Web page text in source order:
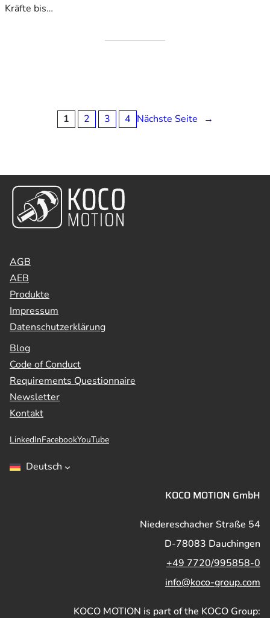
Kräfte bis…
1 2 3 4 Nächste Seite →
AGB
AEB
Produkte
Impressum
Datenschutzerklärung
Blog
Code of Conduct
Requirements Questionnaire
Newsletter
Kontakt
LinkedInFacebookYouTube
Deutsch
KOCO MOTION GmbH
Niedereschacher Straße 54
D-78083 Dauchingen
+49 7720/995858-0
info@koco-group.com
KOCO MOTION is part of the KOCO Group: